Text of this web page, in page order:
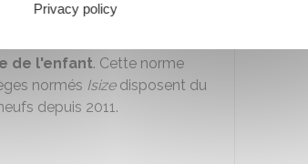
aupoids de
de l'enfant. Cette norme
normés Isizedisposent du
depuis 2011.
Privacy policy